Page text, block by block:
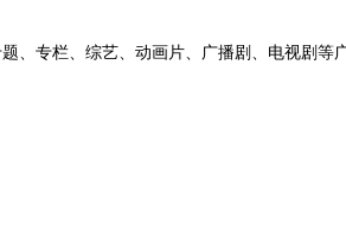
、专栏、综艺、动画片、广播剧、电视剧等